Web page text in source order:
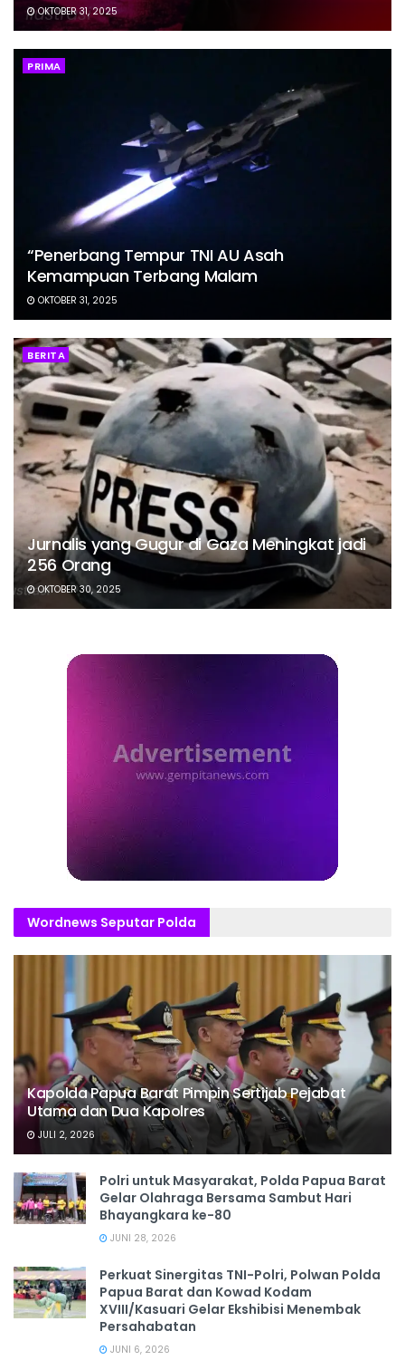
OKTOBER 31, 2025
PRIMA
“Penerbang Tempur TNI AU Asah
Kemampuan Terbang Malam
OKTOBER 31, 2025
BERITA
Jurnalis yang Gugur di Gaza Meningkat jadi
256 Orang
OKTOBER 30, 2025
Wordnews Seputar Polda
Kapolda Papua Barat Pimpin Sertijab Pejabat
Utama dan Dua Kapolres
JULI 2, 2026
Polri untuk Masyarakat, Polda Papua Barat
Gelar Olahraga Bersama Sambut Hari
Bhayangkara ke-80
JUNI 28, 2026
‎Perkuat Sinergitas TNI-Polri, Polwan Polda
Papua Barat dan Kowad Kodam
XVIII/Kasuari Gelar Ekshibisi Menembak
Persahabatan
JUNI 6, 2026